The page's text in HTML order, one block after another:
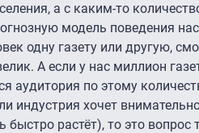
а с каким-то
модель поведения
одну газету или другую,
А если у нас миллион
аудитория по этому
индустрия хочет
быстро растёт), то это